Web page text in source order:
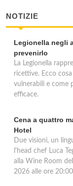
NOTIZIE
Legionella negli
prevenirlo
La Legionella
ricettive. Ecco
vulnerabili e come
efficace.
Cena a quattro
Hotel
Due visioni, un
l'head chef Luca
alla Wine Room
2026 alle ore